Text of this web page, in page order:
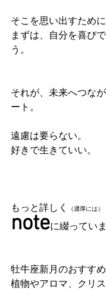
そこを思い出すため
まずは、自分を喜び
う。
それが、未来へつな
ート。
遠慮は要らない。
好きで生きていい。
もっと詳しく （濃厚には）
noteに綴ってい
牡牛座新月のおすす
植物やアロマ、クリ